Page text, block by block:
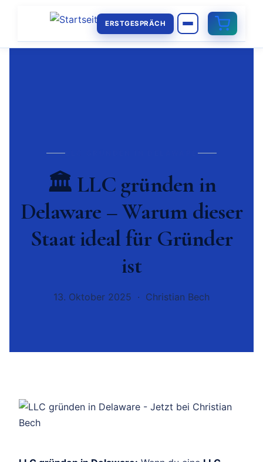
ERSTGESPRÄCH
🏛️ LLC gründen in
Delaware – Warum dieser
Staat ideal für Gründer
ist
13. Oktober 2025 · Christian Bech